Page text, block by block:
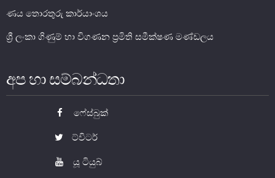
ව්‍යවහාර මුදල් නෝට්ටු
සංසරණයේ පවතින කාසි
නෝට්ටුවල ආරක්ෂණ සලකුණු
ශ්‍රී ලංකාවේ මුදල් ඉතිහාසය
ව්‍යවහාර මුදල් කෞතුකාගාරයන්
ණය තොරතුරු කාර්යාංශය
ශ්‍රී ලංකා ගිණුම් හා විගණන ප්‍රමිති සමීක්ෂණ මණ්ඩලය
අප හා සම්බන්ධතා
ෆේස්බුක්
ට්විටර්
යූ ටියුබ්